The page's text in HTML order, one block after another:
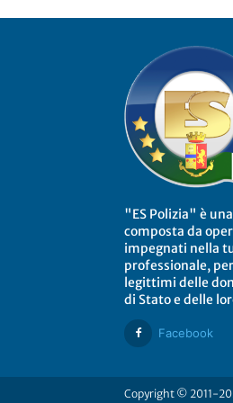
"ES Polizia" è
composta da
impegnati nella
professionale,
legittimi delle
di Stato e delle
Facebook
Copyright © 2011-